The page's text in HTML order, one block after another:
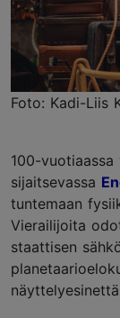
Foto: Kadi-Liis
100-vuotiaassa
sijaitsevassa
tuntemaan
Vierailijoita
staattisen